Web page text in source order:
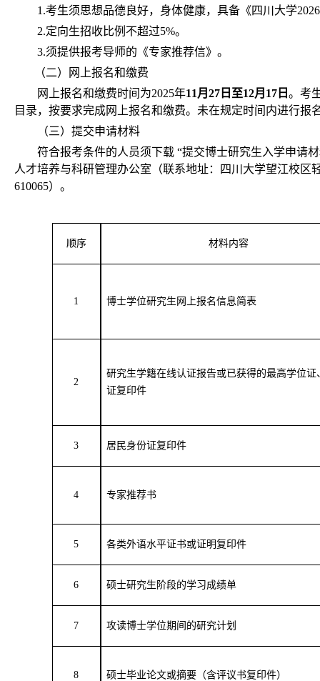
1.考生须思想品德良好，身体健康，具备《四川大学
2.定向生招收比例不超过5%。
3.须提供报考导师的《专家推荐信》。
（二）网上报名和缴费
网上报名和缴费时间为2025年11 月 27 日至12月 17 日 。考
目录，按要求完成网上报名和缴费。未在规定时间内进行
（三）提交申请材料
符合报考条件的人员须下载 “提交博士研究生入学申请
人才培养与科研管理办公室（联系地址：四川大学望江校区
610065）。
顺序 材料内容
1 博士学位研究生网上报名信息简表
2
研究生学籍在线认证报告或已获得的最高学位证
证复印件
3 居民身份证复印件
4 专家推荐书
5 各类外语水平证书或证明复印件
6 硕士研究生阶段的学习成绩单
7 攻读博士学位期间的研究计划
8 硕士毕业论文或摘要（含评议书复印件）